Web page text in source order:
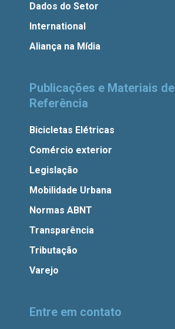
Dados do Setor
International
Aliança na Mídia
Publicações e Materiais de
Referência
Bicicletas Elétricas
Comércio exterior
Legislação
Mobilidade Urbana
Normas ABNT
Transparência
Tributação
Varejo
Entre em contato